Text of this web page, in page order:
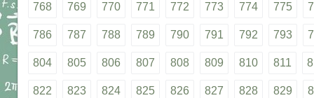
768 769 770 771 772 773 774 775
786 787 788 789 790 791 792 793
804 805 806 807 808 809 810 811
822 823 824 825 826 827 828 829